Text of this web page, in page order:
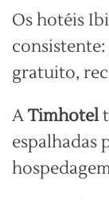
Os hotéis
gratuito,
ATimhotel
espalhadas